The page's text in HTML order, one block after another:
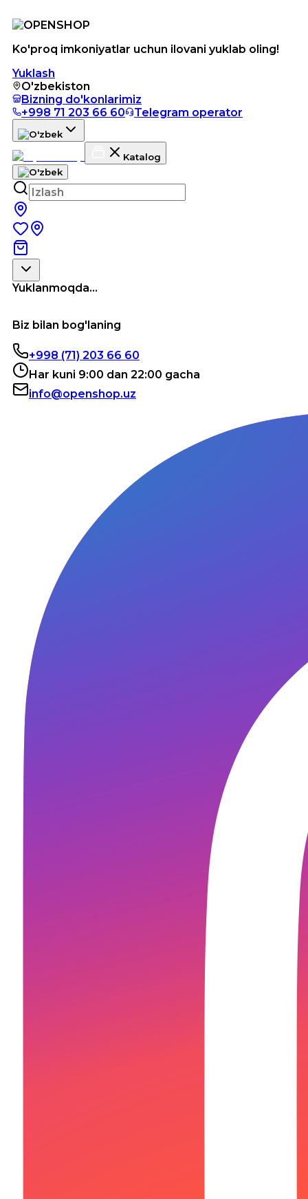
Ko'proq imkoniyatlar uchun ilovani yuklab oling!
Yuklash
O'zbekiston
Bizning do'konlarimiz
+998 71 203 66 60
Telegram operator
Katalog
Yuklanmoqda...
Biz bilan bog'laning
+998 (71) 203 66 60
Har kuni 9:00 dan 22:00 gacha
info@openshop.uz